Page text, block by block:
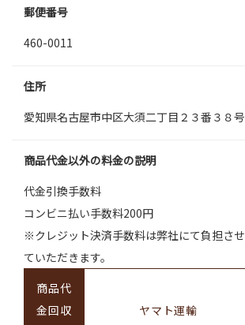
郵便番号
460-0011
住所
愛知県名古屋市中区大須二丁目２３番３８号
商品代金以外の料金の説明
代金引換手数料
コンビニ払い手数料200円
※クレジット決済手数料は弊社にて負担させ
ていただきます。
商品代
金回収
ヤマト運輸